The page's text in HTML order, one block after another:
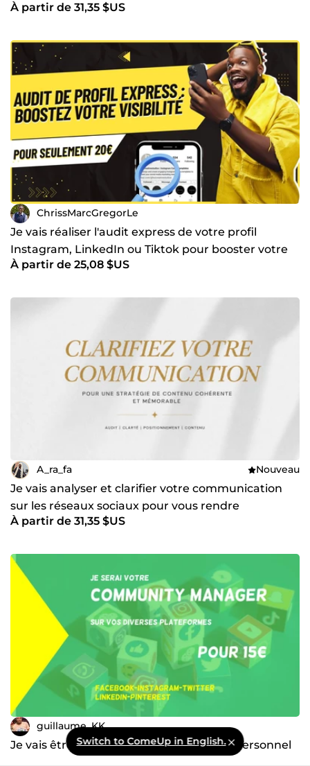
À partir de 31,35 $US
ChrissMarcGregorLe
Je vais réaliser l'audit express de votre profil
Instagram, LinkedIn ou Tiktok pour booster votre
visibilité
À partir de 25,08 $US
A_ra_fa Nouveau
Je vais analyser et clarifier votre communication
sur les réseaux sociaux pour vous rendre
mémorable
À partir de 31,35 $US
guillaume_KK
Je vais être votre Community manager personnel
Switch to ComeUp in English.